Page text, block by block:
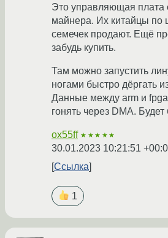
Это управляющая плата
майнера. Их китайцы по
семечек продают. Ещё
забудь купить.
Там можно запустить
ногами быстро дёргать
Данные между arm и
гонять через DMA. Будет
ox55ff ★★★★★
30.01.2023 10:21:51
Ссылка
1